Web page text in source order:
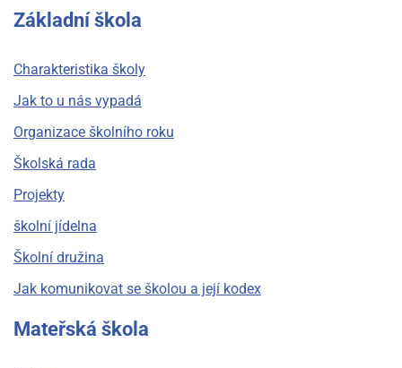
Základní škola
Charakteristika školy
Jak to u nás vypadá
Organizace školního roku
Školská rada
Projekty
školní jídelna
Školní družina
Jak komunikovat se školou a její kodex
Mateřská škola